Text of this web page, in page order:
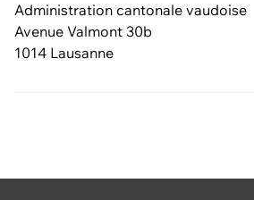
Administration cantonale vaudoise
Avenue Valmont 30b
1014 Lausanne